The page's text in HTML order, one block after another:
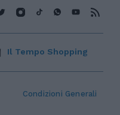
Condizioni Generali
Il Tempo Shopping